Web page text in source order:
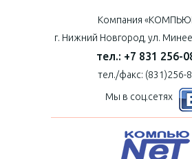
Компания
г. Нижний Новгород, ул.
тел.: +7 831 256-
тел./факс: (831)256-
Мы в соц.сетях